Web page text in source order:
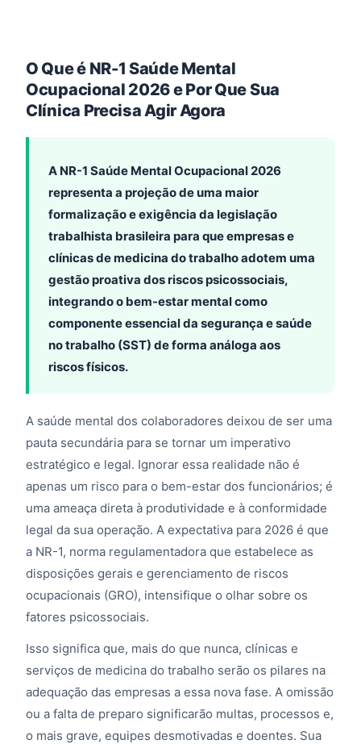
O Que é NR-1 Saúde Mental
Ocupacional 2026 e Por Que Sua
Clínica Precisa Agir Agora
A NR-1 Saúde Mental Ocupacional 2026
representa a projeção de uma maior
formalização e exigência da legislação
trabalhista brasileira para que empresas e
clínicas de medicina do trabalho adotem uma
gestão proativa dos riscos psicossociais,
integrando o bem-estar mental como
componente essencial da segurança e saúde
no trabalho (SST) de forma análoga aos
riscos físicos.
A saúde mental dos colaboradores deixou de ser uma
pauta secundária para se tornar um imperativo
estratégico e legal. Ignorar essa realidade não é
apenas um risco para o bem-estar dos funcionários; é
uma ameaça direta à produtividade e à conformidade
legal da sua operação. A expectativa para 2026 é que
a NR-1, norma regulamentadora que estabelece as
disposições gerais e gerenciamento de riscos
ocupacionais (GRO), intensifique o olhar sobre os
fatores psicossociais.
Isso significa que, mais do que nunca, clínicas e
serviços de medicina do trabalho serão os pilares na
adequação das empresas a essa nova fase. A omissão
ou a falta de preparo significarão multas, processos e,
o mais grave, equipes desmotivadas e doentes. Sua